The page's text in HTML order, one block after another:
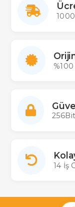
14 İş